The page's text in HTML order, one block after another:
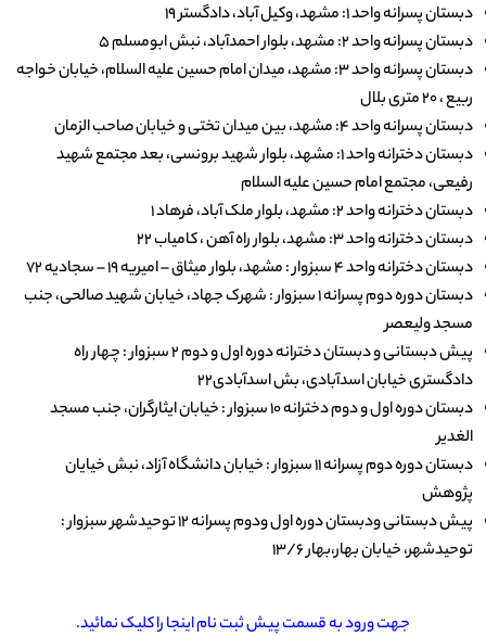
دبستان پسرانه واحد 1: مشهد، وکیل آباد، دادگستر 19
دبستان پسرانه واحد 2: مشهد، بلوار احمدآباد، نبش ابومسلم 5
دبستان پسرانه واحد 3: مشهد، میدان امام حسین علیه السلام، خیابان خواجه
ربیع ، 20 متری بلال
دبستان پسرانه واحد 4: مشهد، بین میدان تختی و خیابان صاحب الزمان
دبستان دخترانه واحد 1: مشهد، بلوار شهید برونسی، بعد مجتمع شهید
رفیعی، مجتمع امام حسین علیه السلام
دبستان دخترانه واحد 2: مشهد، بلوار ملک آباد، فرهاد 1
دبستان دخترانه واحد 3: مشهد، بلوار راه آهن ، کامیاب 22
دبستان دخترانه واحد 4 سبزوار : مشهد، بلوار میثاق – امیریه 19 – سجادیه 72
دبستان دوره دوم پسرانه 1 سبزوار : شهرک جهاد، خیابان شهید صالحی، جنب
مسجد ولیعصر
پیش دبستانی و دبستان دخترانه دوره اول و دوم 2 سبزوار : چهار راه
دادگستری خیابان اسدآبادی، بش اسدآبادی22
دبستان دوره اول و دوم دخترانه 10 سبزوار : خیابان ایثارگران، جنب مسجد
الغدیر
دبستان دوره دوم پسرانه 11 سبزوار : خیابان دانشگاه آزاد، نبش خیایان
پژوهش
پیش دبستانی ودبستان دوره اول ودوم پسرانه 12 توحیدشهر سبزوار :
توحیدشهر، خیابان بهار،بهار 13/6
جهت ورود به قسمت پیش ثبت نام اینجا را کلیک نمائید.